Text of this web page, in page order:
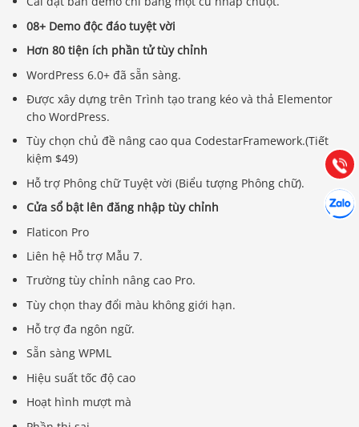
08+ Demo độc đáo tuyệt vời
Hơn 80 tiện ích phần tử tùy chỉnh
WordPress 6.0+ đã sẵn sàng.
Được xây dựng trên Trình tạo trang kéo và thả Elementor
cho WordPress.
Tùy chọn chủ đề nâng cao qua CodestarFramework.(Tiết
kiệm $49)
Hỗ trợ Phông chữ Tuyệt vời (Biểu tượng Phông chữ).
Cửa sổ bật lên đăng nhập tùy chỉnh
Flaticon Pro
Liên hệ Hỗ trợ Mẫu 7.
Trường tùy chỉnh nâng cao Pro.
Tùy chọn thay đổi màu không giới hạn.
Hỗ trợ đa ngôn ngữ.
Sẵn sàng WPML
Hiệu suất tốc độ cao
Hoạt hình mượt mà
Gọi
(028) 22.166.144
Chát
Hợp tác